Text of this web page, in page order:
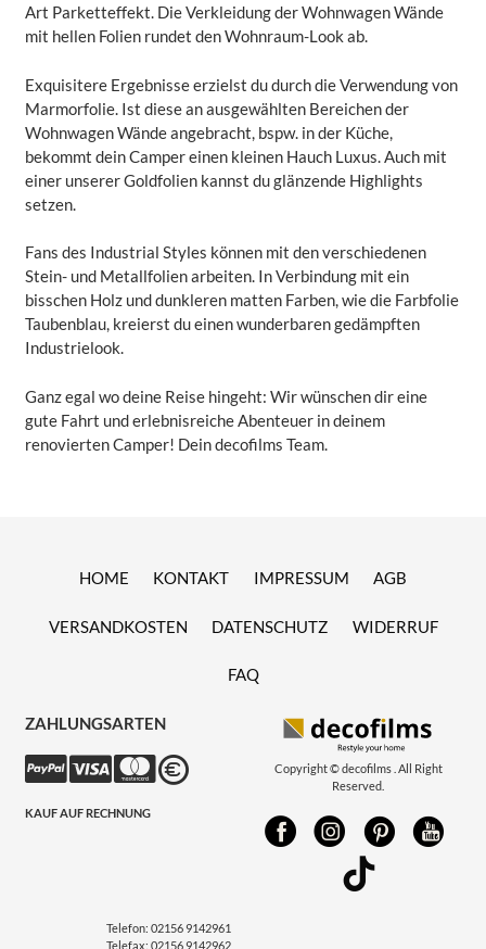
Art Parketteffekt. Die Verkleidung der Wohnwagen Wände
mit hellen Folien rundet den Wohnraum-Look ab.
Exquisitere Ergebnisse erzielst du durch die Verwendung von
Marmorfolie. Ist diese an ausgewählten Bereichen der
Wohnwagen Wände angebracht, bspw. in der Küche,
bekommt dein Camper einen kleinen Hauch Luxus. Auch mit
einer unserer Goldfolien kannst du glänzende Highlights
setzen.
Fans des Industrial Styles können mit den verschiedenen
Stein- und Metallfolien arbeiten. In Verbindung mit ein
bisschen Holz und dunkleren matten Farben, wie die Farbfolie
Taubenblau, kreierst du einen wunderbaren gedämpften
Industrielook.
Ganz egal wo deine Reise hingeht: Wir wünschen dir eine
gute Fahrt und erlebnisreiche Abenteuer in deinem
renovierten Camper! Dein decofilms Team.
HOME KONTAKT IMPRESSUM AGB
VERSANDKOSTEN DATENSCHUTZ WIDERRUF
FAQ
ZAHLUNGSARTEN
KAUF AUF RECHNUNG
Copyright © decofilms . All Right
Reserved.
Telefon: 02156 9142961
Telefax: 02156 9142962